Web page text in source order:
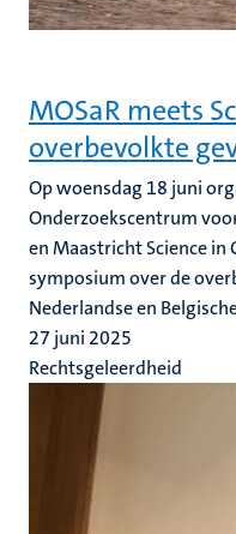
MOSaR meets
overbevolkte
Op woensdag 18 juni
Onderzoekscentrum
en Maastricht Science in
symposium over de
Nederlandse en
27 juni 2025
Rechtsgeleerdheid